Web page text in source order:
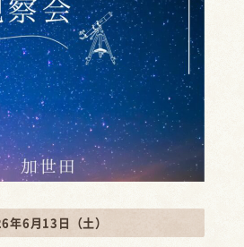
年6月13日（土）